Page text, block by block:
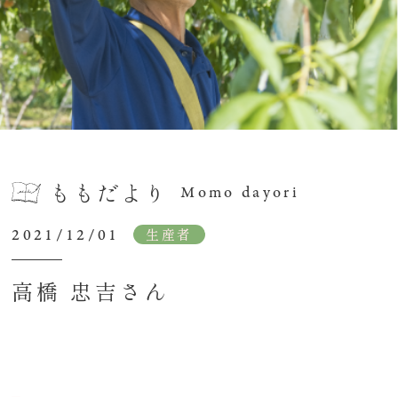
ももだより
Momo dayori
2021/12/01
生産者
高橋 忠吉さん